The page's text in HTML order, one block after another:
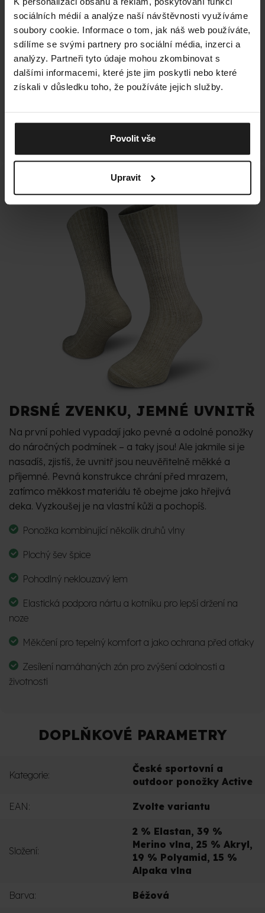
sociálních médií a analýze naší návštěvnosti využíváme
soubory cookie. Informace o tom, jak náš web používáte,
sdílíme se svými partnery pro sociální média, inzerci a
analýzy. Partneři tyto údaje mohou zkombinovat s
dalšími informacemi, které jste jim poskytli nebo které
získali v důsledku toho, že používáte jejich služby.
Povolit vše
Upravit
HŘEJIVÝ PARŤÁK DO ZIMNÍCH
DNŮ
Ať už trávíš zimu na horách, nebo se jen nechceš doma
klepat zimou, Perun tě nikdy nezklame. Merino a alpaka
se postarají o výdrž a pohodlný lem tě nebude škrtit, ať
DRSNÉ ZVENKU, JEMNÉ UVNITŘ
Na první pohled vypadají jako pevné a odolné ponožky
do náročných podmínek – a taky jsou! Ale jakmile si je
nasadíš, zjistíš, že uvnitř jsou neuvěřitelně měkké a
příjemné. Pevná konstrukce chrání před mrazem,
zatímco měkkost materiálu tě obejme jako hřejivá
deka. Vyzkoušej je na vlastní kůži a pochopíš.
Ponožka kombinující několik druhů vlny
Plochý šev špice
Pohodlný neklouzavý lem
Elastická podpora nártu a kotníku pro lepší držení na
noze
Měkčení pro tepelný komfort a jako ochrana před otlaky
Zesílení namáhaných zón pro zvýšení odolnosti a
životnosti
DOPLŇKOVÉ PARAMETRY
Kategorie:
České sportovní a
outdoor ponožky Active
EAN: Zvolte variantu
Složení:
2 % Elastan, 39 %
Merino vlna, 25 % Akryl,
19 % Polyamid, 15 %
Alpaka vlna
Barva: Béžová